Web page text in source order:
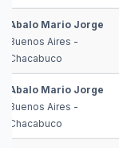
Abalo Mario Jorge
Buenos Aires -
Chacabuco
Abalo Mario Jorge
Buenos Aires -
Chacabuco